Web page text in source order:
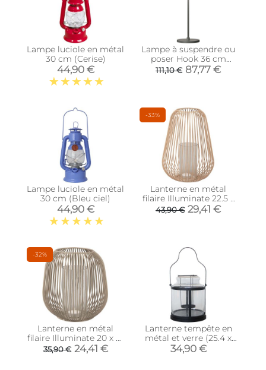
Lampe luciole en métal
30 cm (Cerise)
44,90 €
Lampe à suspendre ou
poser Hook 36 cm
(Anthracite)
111,10 € 87,77 €
Lampe luciole en métal
30 cm (Bleu ciel)
44,90 €
-33%
Lanterne en métal
filaire Illuminate 22.5 x
30 cm (Sable)
43,90 € 29,41 €
-32%
Lanterne en métal
filaire Illuminate 20 x 21
cm (Gris foncé)
35,90 € 24,41 €
Lanterne tempête en
métal et verre (25.4 x
28.4 x 26.7 cm)
34,90 €